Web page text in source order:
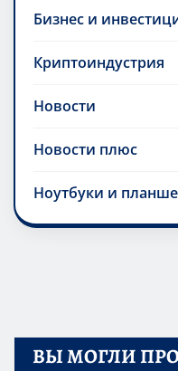
Бизнес и
Криптоиндустрия
Новости
Новости плюс
Ноутбуки и
ВЫ МОГЛИ